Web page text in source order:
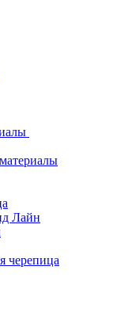
Лайн
черепица